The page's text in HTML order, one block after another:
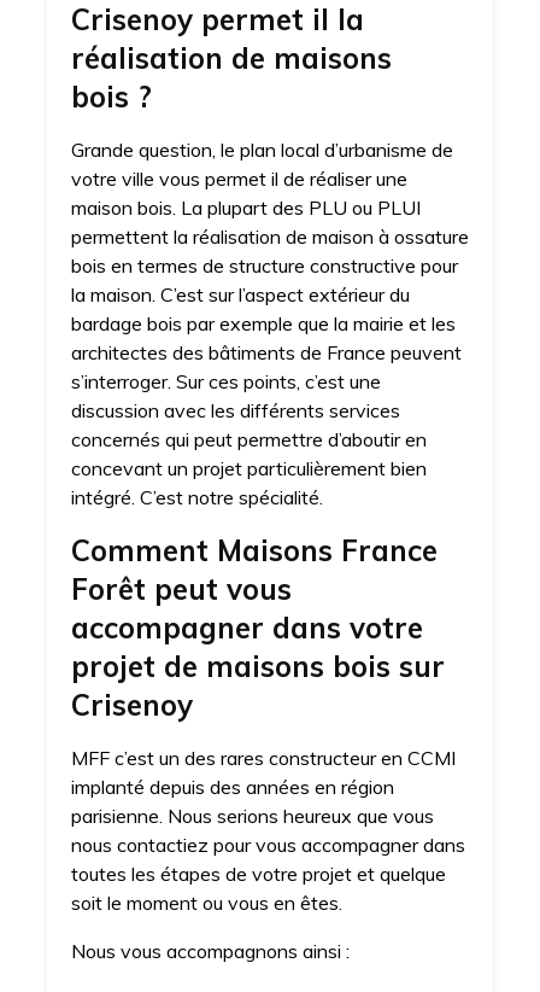
Crisenoy permet il la
réalisation de maisons
bois ?
Grande question, le plan local d’urbanisme de
votre ville vous permet il de réaliser une
maison bois. La plupart des PLU ou PLUI
permettent la réalisation de maison à ossature
bois en termes de structure constructive pour
la maison. C’est sur l’aspect extérieur du
bardage bois par exemple que la mairie et les
architectes des bâtiments de France peuvent
s’interroger. Sur ces points, c’est une
discussion avec les différents services
concernés qui peut permettre d’aboutir en
concevant un projet particulièrement bien
intégré. C’est notre spécialité.
Comment Maisons France
Forêt peut vous
accompagner dans votre
projet de maisons bois sur
Crisenoy
MFF c’est un des rares constructeur en CCMI
implanté depuis des années en région
parisienne. Nous serions heureux que vous
nous contactiez pour vous accompagner dans
toutes les étapes de votre projet et quelque
soit le moment ou vous en êtes.
Nous vous accompagnons ainsi :